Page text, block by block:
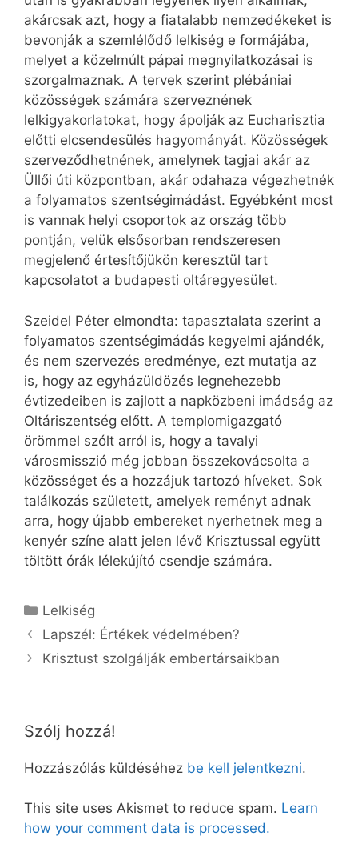
akárcsak azt, hogy a fiatalabb nemzedékeket is
bevonják a szemlélődő lelkiség e formájába,
melyet a közelmúlt pápai megnyilatkozásai is
szorgalmaznak. A tervek szerint plébániai
közösségek számára szerveznének
lelkigyakorlatokat, hogy ápolják az Eucharisztia
előtti elcsendesülés hagyományát. Közösségek
szerveződhetnének, amelynek tagjai akár az
Üllői úti központban, akár odahaza végezhetnék
a folyamatos szentségimádást. Egyébként most
is vannak helyi csoportok az ország több
pontján, velük elsősorban rendszeresen
megjelenő értesítőjükön keresztül tart
kapcsolatot a budapesti oltáregyesület.
Szeidel Péter elmondta: tapasztalata szerint a
folyamatos szentségimádás kegyelmi ajándék,
és nem szervezés eredménye, ezt mutatja az
is, hogy az egyházüldözés legnehezebb
évtizedeiben is zajlott a napközbeni imádság az
Oltáriszentség előtt. A templomigazgató
örömmel szólt arról is, hogy a tavalyi
városmisszió még jobban összekovácsolta a
közösséget és a hozzájuk tartozó híveket. Sok
találkozás született, amelyek reményt adnak
arra, hogy újabb embereket nyerhetnek meg a
kenyér színe alatt jelen lévő Krisztussal együtt
töltött órák lélekújító csendje számára.
Kategória
Lelkiség
Lapszél: Értékek védelmében?
Krisztust szolgálják embertársaikban
Szólj hozzá!
Hozzászólás küldéséhez be kell jelentkezni.
This site uses Akismet to reduce spam. Learn
how your comment data is processed.